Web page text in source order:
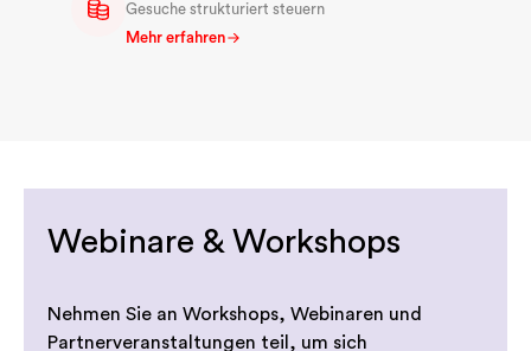
Gesuche strukturiert steuern
Mehr erfahren
Webinare & Workshops
Nehmen Sie an Workshops, Webinaren und
Partnerveranstaltungen teil, um sich